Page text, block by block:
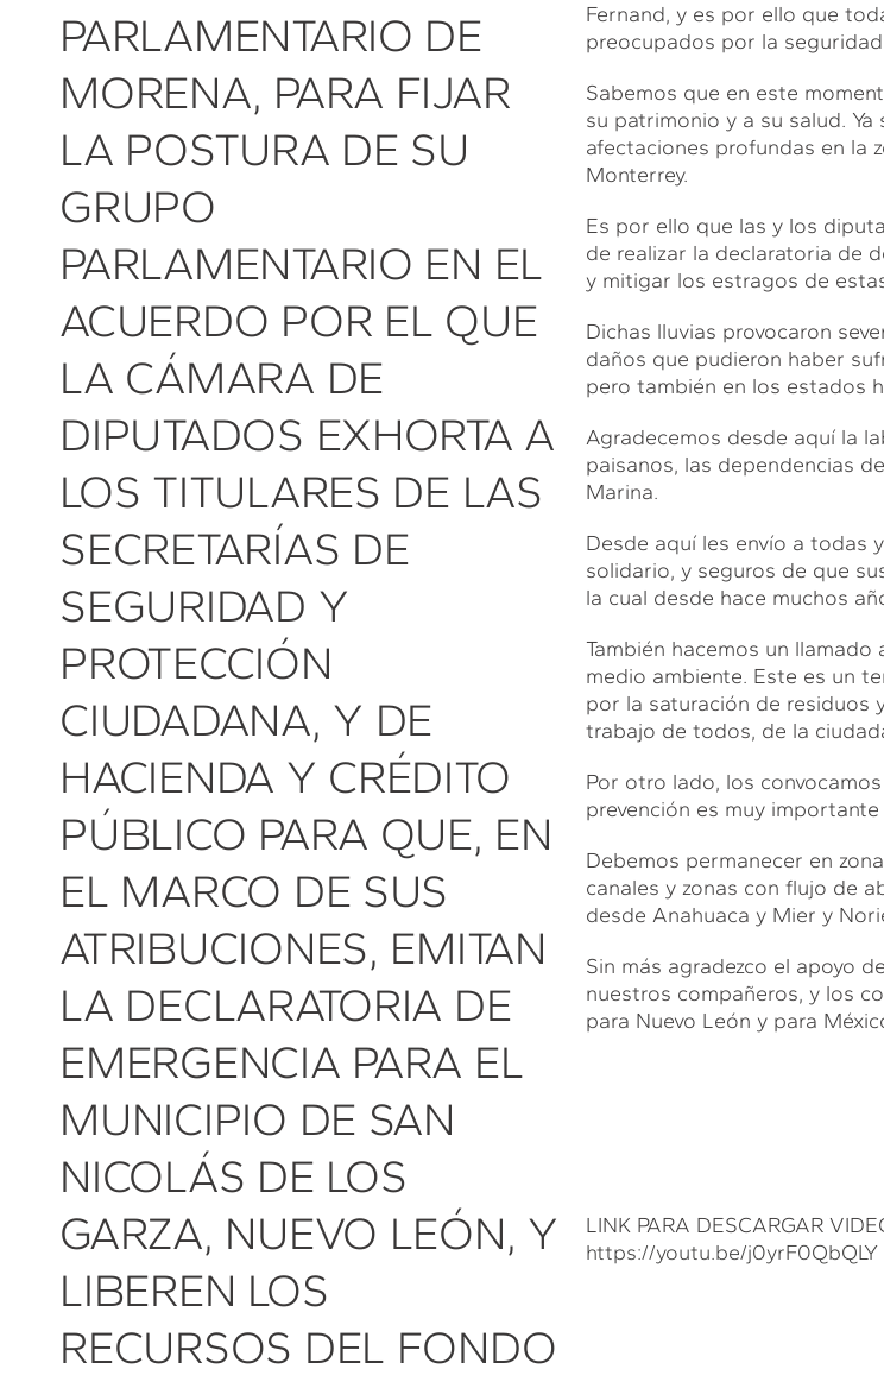
PARLAMENTARIO DE
MORENA, PARA FIJAR
LA POSTURA DE SU
GRUPO
PARLAMENTARIO EN EL
ACUERDO POR EL QUE
LA CÁMARA DE
DIPUTADOS EXHORTA A
LOS TITULARES DE LAS
SECRETARÍAS DE
SEGURIDAD Y
PROTECCIÓN
CIUDADANA, Y DE
HACIENDA Y CRÉDITO
PÚBLICO PARA QUE, EN
EL MARCO DE SUS
ATRIBUCIONES, EMITAN
LA DECLARATORIA DE
EMERGENCIA PARA EL
MUNICIPIO DE SAN
NICOLÁS DE LOS
GARZA, NUEVO LEÓN, Y
LIBEREN LOS
RECURSOS DEL FONDO
Fernand, y es por ello que
preocupados por la
Sabemos que en este
su patrimonio y a su salud.
afectaciones profundas en la
Monterrey.
Es por ello que las y los
de realizar la declaratoria de
y mitigar los estragos de
Dichas lluvias provocaron
daños que pudieron haber
pero también en los estados
Agradecemos desde aquí la
paisanos, las dependencias
Marina.
Desde aquí les envío a todas
solidario, y seguros de que
la cual desde hace muchos
También hacemos un
medio ambiente. Este es un
por la saturación de residuos
trabajo de todos, de la
Por otro lado, los
prevención es muy
Debemos permanecer en
canales y zonas con flujo de
desde Anahuaca y Mier y
Sin más agradezco el apoyo
nuestros compañeros, y los
para Nuevo León y para
LINK PARA DESCARGAR
https://youtu.be/j0yrF0QbQLY